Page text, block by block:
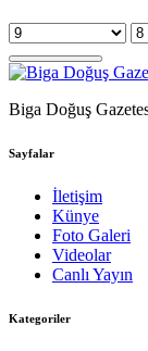
Biga Doğuş
Sayfalar
İletişim
Künye
Foto Galeri
Videolar
Canlı Yayın
Kategoriler